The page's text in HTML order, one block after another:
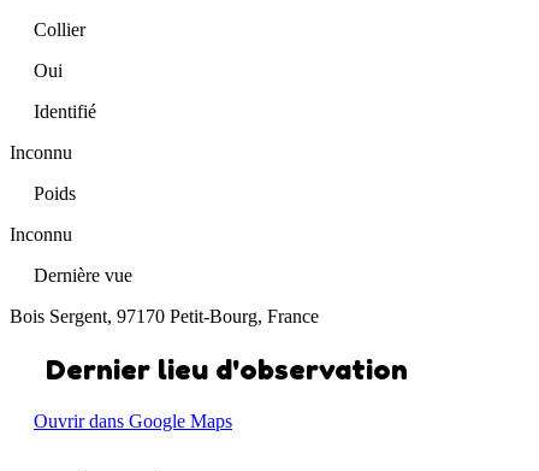
Collier
Oui
Identifié
Inconnu
Poids
Inconnu
Dernière vue
Bois Sergent, 97170 Petit-Bourg, France
Dernier lieu d'observation
Ouvrir dans Google Maps